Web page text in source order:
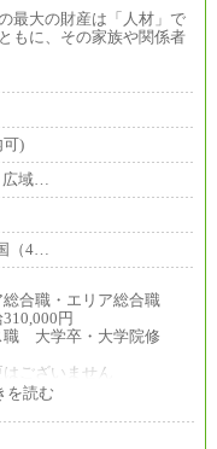
最大の財産は「人材」で
もに、その家族や関係者
可)
広域…
（4…
総合職・エリア総合職
円
職 大学卒・大学院修
ございません
読む